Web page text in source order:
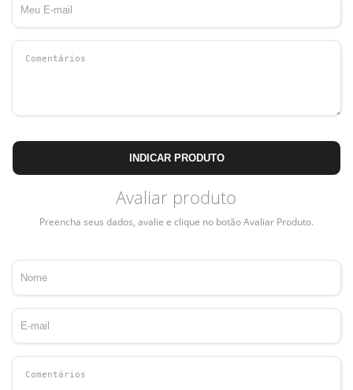
INDICAR PRODUTO
Avaliar produto
Preencha seus dados, avalie e clique no botão Avaliar Produto.